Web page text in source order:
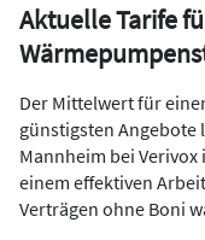
Aktuelle Tarife
Der Mittelwert für
günstigsten Angebote
Mannheim bei
einem effektiven
Verträgen ohne Boni